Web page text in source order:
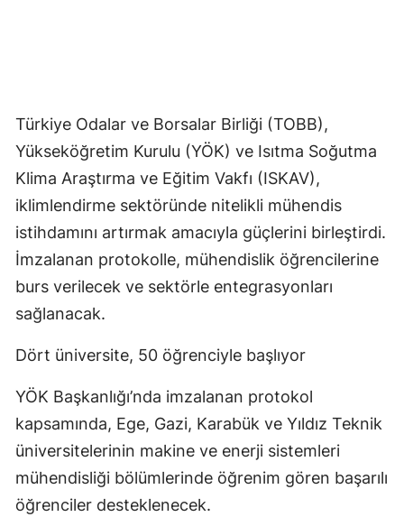
Türkiye Odalar ve Borsalar Birliği (TOBB),
Yükseköğretim Kurulu (YÖK) ve Isıtma Soğutma
Klima Araştırma ve Eğitim Vakfı (ISKAV),
iklimlendirme sektöründe nitelikli mühendis
istihdamını artırmak amacıyla güçlerini birleştirdi.
İmzalanan protokolle, mühendislik öğrencilerine
burs verilecek ve sektörle entegrasyonları
sağlanacak.
Dört üniversite, 50 öğrenciyle başlıyor
YÖK Başkanlığı’nda imzalanan protokol
kapsamında, Ege, Gazi, Karabük ve Yıldız Teknik
üniversitelerinin makine ve enerji sistemleri
mühendisliği bölümlerinde öğrenim gören başarılı
öğrenciler desteklenecek.